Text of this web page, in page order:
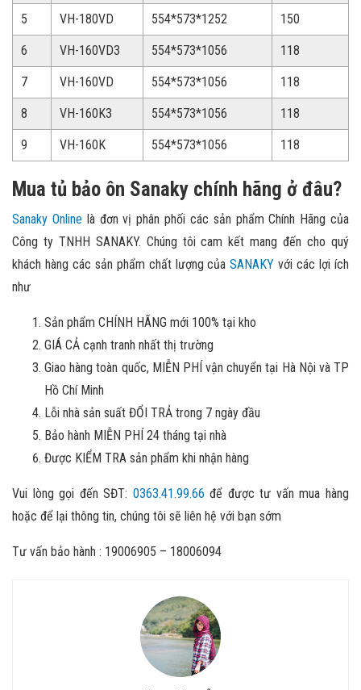
5 VH-180VD 554*573*1252 150
6 VH-160VD3 554*573*1056 118
7 VH-160VD 554*573*1056 118
8 VH-160K3 554*573*1056 118
9 VH-160K 554*573*1056 118
Mua tủ bảo ôn Sanaky chính hãng ở đâu?
Sanaky Online là đơn vị phân phối các sản phẩm Chính Hãng của
Công ty TNHH SANAKY. Chúng tôi cam kết mang đến cho quý
khách hàng các sản phẩm chất lượng củaSANAKY với các lợi ích
như
Sản phẩm CHÍNH HÃNG mới 100% tại kho
GIÁ CẢ cạnh tranh nhất thị trường
Giao hàng toàn quốc, MIỄN PHÍ vận chuyển tại Hà Nội và TP
Hồ Chí Minh
Lỗi nhà sản suất ĐỔI TRẢ trong 7 ngày đầu
Bảo hành MIỄN PHÍ 24 tháng tại nhà
Được KIỂM TRA sản phẩm khi nhận hàng
Vui lòng gọi đến SĐT: 0363.41.99.66 để được tư vấn mua hàng
hoặc để lại thông tin, chúng tôi sẽ liên hệ với bạn sớm
Tư vấn bảo hành : 19006905 – 18006094